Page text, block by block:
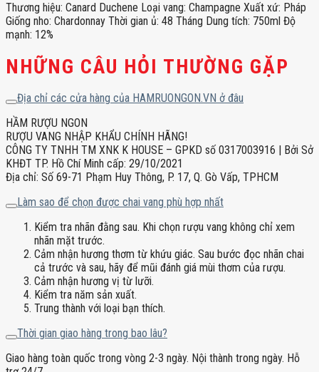
Thương hiệu: Canard Duchene Loại vang: Champagne Xuất xứ: Pháp
Giống nho: Chardonnay Thời gian ủ: 48 Tháng Dung tích: 750ml Độ
mạnh: 12%
NHỮNG CÂU HỎI THƯỜNG GẶP
Địa chỉ các cửa hàng của HAMRUONGON.VN ở đâu
HẦM RƯỢU NGON
RƯỢU VANG NHẬP KHẨU CHÍNH HÃNG!
CÔNG TY TNHH TM XNK K HOUSE – GPKD số 0317003916 | Bởi Sở
KHĐT TP. Hồ Chí Minh cấp: 29/10/2021
Địa chỉ: Số 69-71 Phạm Huy Thông, P. 17, Q. Gò Vấp, TPHCM
Làm sao để chọn được chai vang phù hợp nhất
Kiểm tra nhãn đằng sau. Khi chọn rượu vang không chỉ xem
nhãn mặt trước.
Cảm nhận hương thơm từ khứu giác. Sau bước đọc nhãn chai
cả trước và sau, hãy để mũi đánh giá mùi thơm của rượu.
Cảm nhận hương vị từ lưỡi.
Kiểm tra năm sản xuất.
Trung thành với loại bạn thích.
Thời gian giao hàng trong bao lâu?
Giao hàng toàn quốc trong vòng 2-3 ngày. Nội thành trong ngày. Hỗ